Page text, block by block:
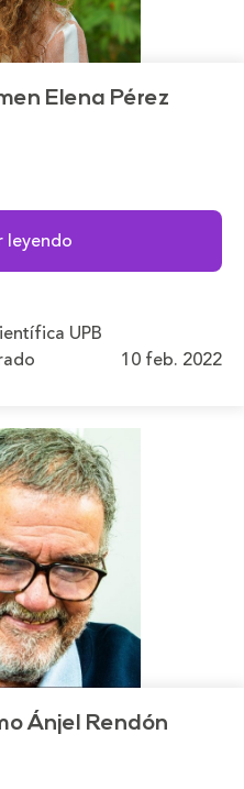
Elena Pérez
leyendo
UPB
10 feb. 2022
Ánjel Rendón